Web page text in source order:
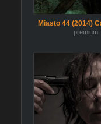
Miasto 44 (2014)
premium